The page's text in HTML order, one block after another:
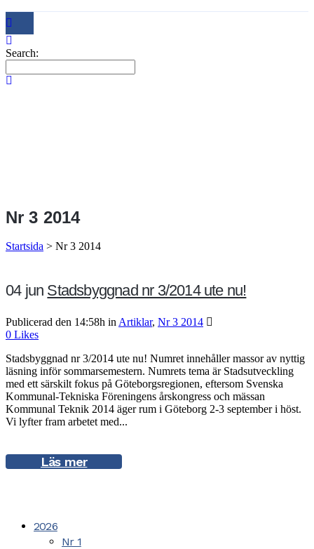
Search:
Nr 3 2014
Startsida > Nr 3 2014
04 jun Stadsbyggnad nr 3/2014 ute nu!
Publicerad den 14:58h in Artiklar, Nr 3 2014
0 Likes
Stadsbyggnad nr 3/2014 ute nu! Numret innehåller massor av nyttig
läsning inför sommarsemestern. Numrets tema är Stadsutveckling
med ett särskilt fokus på Göteborgsregionen, eftersom Svenska
Kommunal-Tekniska Föreningens årskongress och mässan
Kommunal Teknik 2014 äger rum i Göteborg 2-3 september i höst.
Vi lyfter fram arbetet med...
Läs mer
2026
Nr 1